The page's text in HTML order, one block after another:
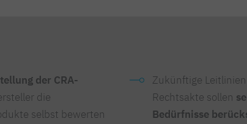
der CRA-
die
selbst bewerten
Zukünftige
Rechtsakte sollen
Bedürfnisse